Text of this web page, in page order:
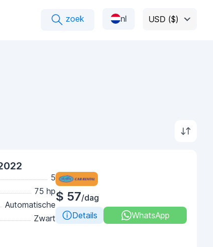
zoek nl USD ($)
5
75 hp
Automatische
Zwart
$ 57/dag
Details
WhatsApp